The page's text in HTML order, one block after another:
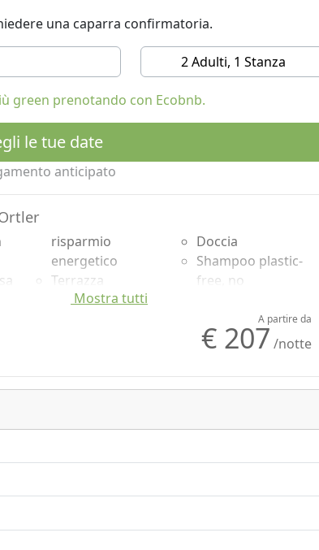
ore rilassanti e riposanti. Prendete il sole
delle nostre saune. Potrete inoltre scegliere tra
indimenticabile.
una caparra confirmatoria.
2 Adulti, 1 Stanza
green prenotando con Ecobnb.
le tue date
anticipato
risparmio
energetico
Terrazza
Asciugamani
legno naturale
Doccia
Shampoo plastic-
free, no
Vista Montagna
Vista panoramica
Mostra tutti
A partire da
€ 207 /notte